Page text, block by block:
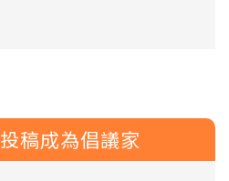
稿成為倡議家